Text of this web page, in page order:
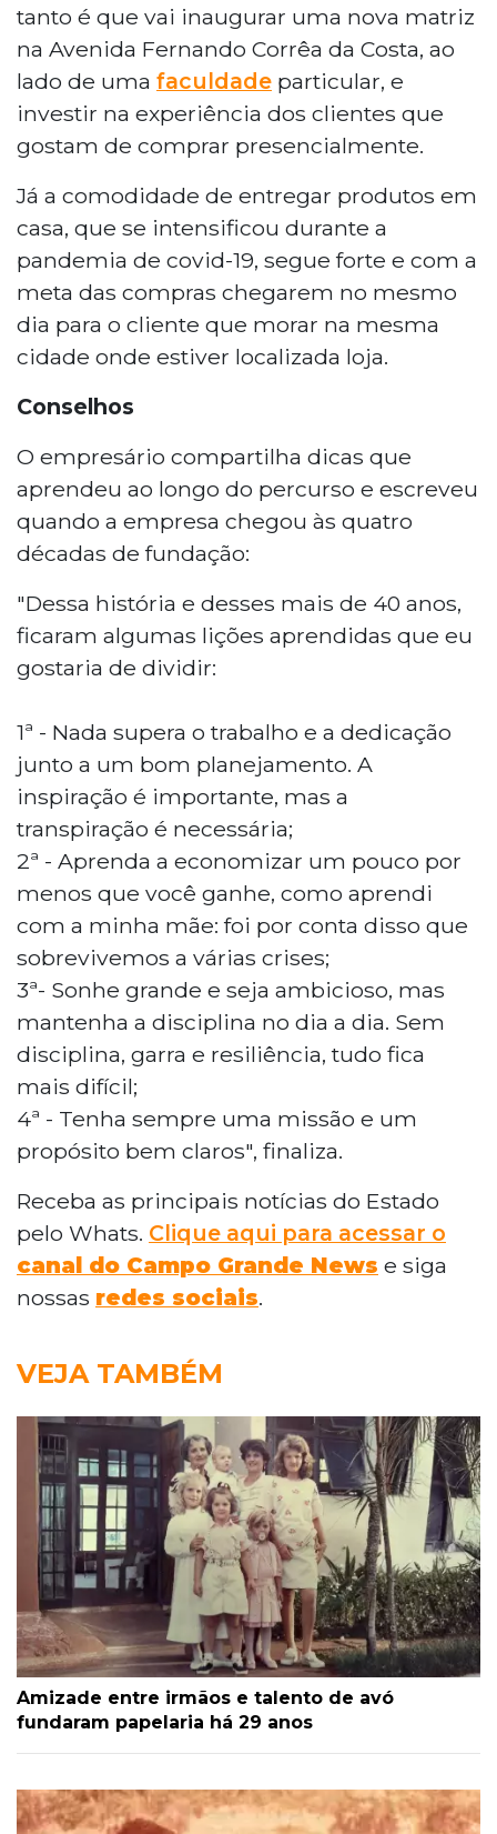
tanto é que vai inaugurar uma nova matriz
na Avenida Fernando Corrêa da Costa, ao
lado de uma faculdade particular, e
investir na experiência dos clientes que
gostam de comprar presencialmente.
Já a comodidade de entregar produtos em
casa, que se intensificou durante a
pandemia de covid-19, segue forte e com a
meta das compras chegarem no mesmo
dia para o cliente que morar na mesma
cidade onde estiver localizada loja.
Conselhos
O empresário compartilha dicas que
aprendeu ao longo do percurso e escreveu
quando a empresa chegou às quatro
décadas de fundação:
"Dessa história e desses mais de 40 anos,
ficaram algumas lições aprendidas que eu
gostaria de dividir:
1ª - Nada supera o trabalho e a dedicação
junto a um bom planejamento. A
inspiração é importante, mas a
transpiração é necessária;
2ª - Aprenda a economizar um pouco por
menos que você ganhe, como aprendi
com a minha mãe: foi por conta disso que
sobrevivemos a várias crises;
3ª- Sonhe grande e seja ambicioso, mas
mantenha a disciplina no dia a dia. Sem
disciplina, garra e resiliência, tudo fica
mais difícil;
4ª - Tenha sempre uma missão e um
propósito bem claros", finaliza.
Receba as principais notícias do Estado
pelo Whats. Clique aqui para acessar o
canal do Campo Grande News e siga
nossas redes sociais.
VEJA TAMBÉM
Amizade entre irmãos e talento de avó
fundaram papelaria há 29 anos